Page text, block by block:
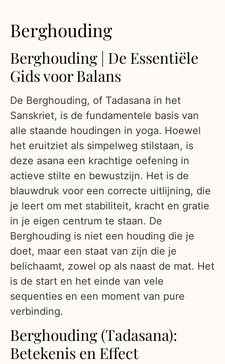
Berghouding
Berghouding | De Essentiële
Gids voor Balans
De Berghouding, of Tadasana in het
Sanskriet, is de fundamentele basis van
alle staande houdingen in yoga. Hoewel
het eruitziet als simpelweg stilstaan, is
deze asana een krachtige oefening in
actieve stilte en bewustzijn. Het is de
blauwdruk voor een correcte uitlijning, die
je leert om met stabiliteit, kracht en gratie
in je eigen centrum te staan. De
Berghouding is niet een houding die je
doet, maar een staat van zijn die je
belichaamt, zowel op als naast de mat. Het
is de start en het einde van vele
sequenties en een moment van pure
verbinding.
Berghouding (Tadasana):
Betekenis en Effect